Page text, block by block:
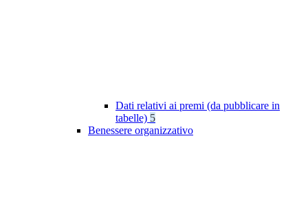
Dati relativi ai premi (da pubblicare in
tabelle) 5
Benessere organizzativo